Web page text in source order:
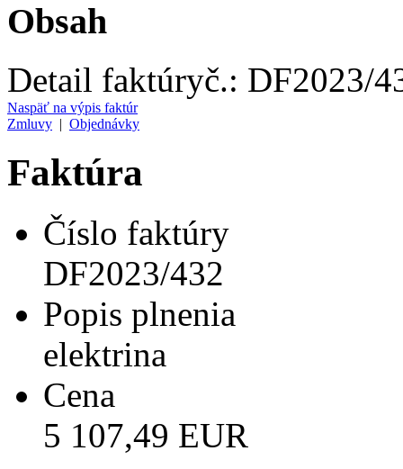
Obsah
Detail faktúryč.: DF2023/
Naspäť na výpis faktúr
Zmluvy | Objednávky
Faktúra
Číslo faktúry
DF2023/432
Popis plnenia
elektrina
Cena
5 107,49 EUR